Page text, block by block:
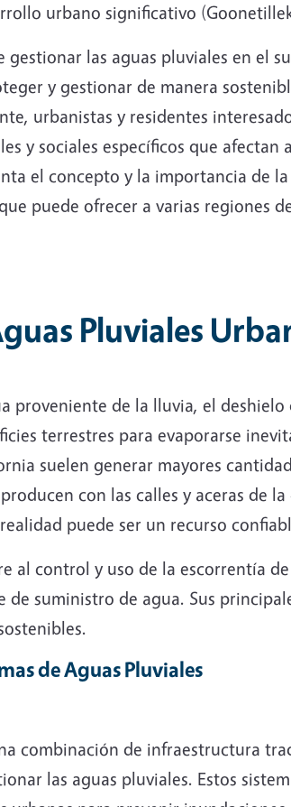
urbano significativo
las aguas pluviales en el
y gestionar de manera
urbanistas y residentes
y sociales específicos que afectan
el concepto y la importancia de
puede ofrecer a varias regiones
Pluviales
proveniente de la lluvia, el
terrestres para evaporarse
suelen generar mayores
con las calles y aceras de
puede ser un recurso
al control y uso de la escorrentía
suministro de agua. Sus
de Aguas Pluviales
combinación de infraestructura
las aguas pluviales. Estos